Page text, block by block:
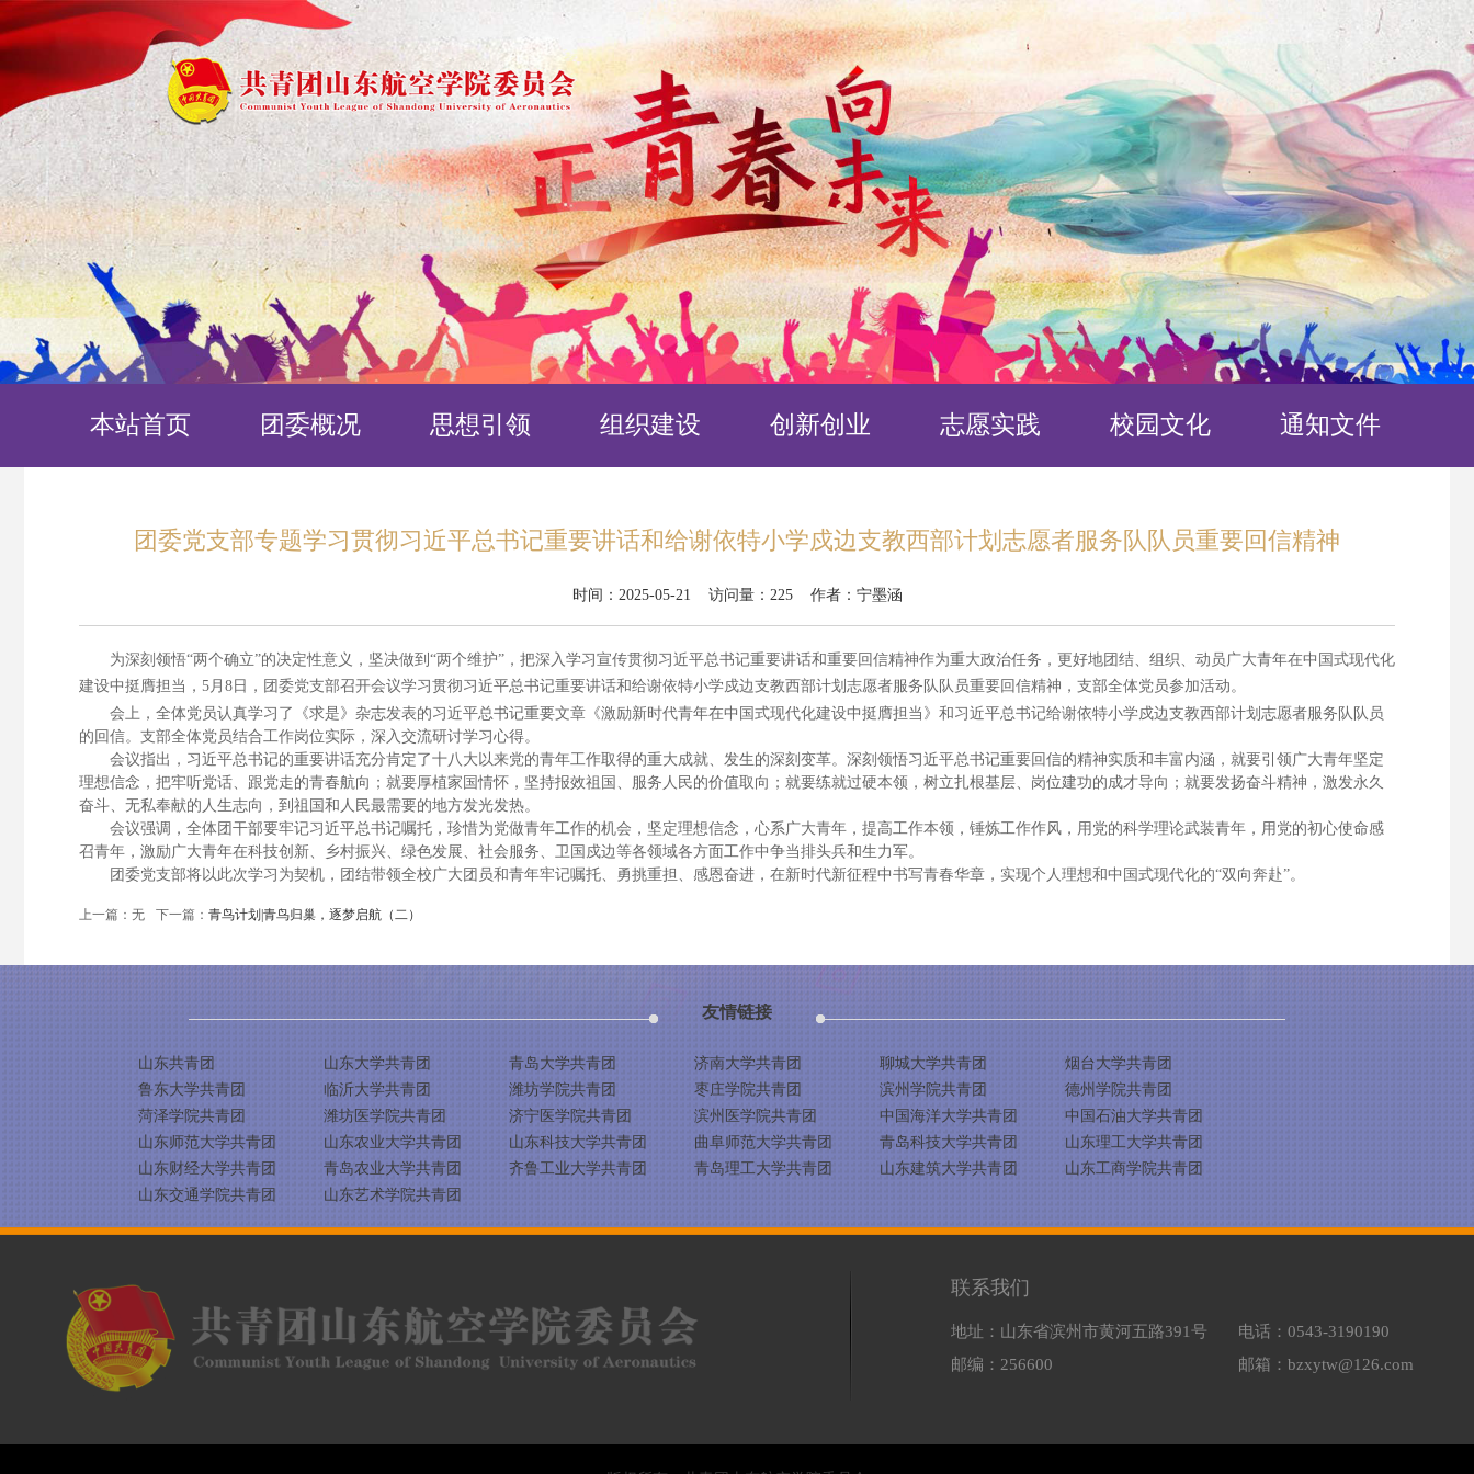
本站首页 团委概况 思想引领 组织建设 创新创业 志愿实践 校园文化 通知文件
团委党支部专题学习贯彻习近平总书记重要讲话和给谢依特小学戍边支教西部计划志愿者服务队队员重要回信精神
时间：2025-05-21 访问量： 225 作者：宁墨涵
为深刻领悟“两个确立”的决定性意义，坚决做到“两个维护”，把深入学习宣传贯彻习近平总书记重要讲话和重要回信精神作为重大政治任务，更好地团结、组织、动员广大青年在中国式现代化
建设中挺膺担当， 5 月 8日，团委党支部召开会议学习贯彻习近平总书记重要讲话和给谢依特小学戍边支教西部计划志愿者服务队队员重要回信精神，支部全体党员参加活动。
会上，全体党员认真学习了《求是》杂志发表的习近平总书记重要文章《激励新时代青年在中国式现代化建设中挺膺担当》和习近平总书记给谢依特小学戍边支教西部计划志愿者服务队队员
的回信。支部全体党员结合工作岗位实际，深入交流研讨学习心得。
会议指出，习近平总书记的重要讲话充分肯定了十八大以来党的青年工作取得的重大成就、发生的深刻变革。深刻领悟习近平总书记重要回信的精神实质和丰富内涵，就要引领广大青年坚定
理想信念，把牢听党话、跟党走的青春航向；就要厚植家国情怀，坚持报效祖国、服务人民的价值取向；就要练就过硬本领，树立扎根基层、岗位建功的成才导向；就要发扬奋斗精神，激发永久
奋斗、无私奉献的人生志向，到祖国和人民最需要的地方发光发热。
会议强调，全体团干部要牢记习近平总书记嘱托，珍惜为党做青年工作的机会，坚定理想信念，心系广大青年，提高工作本领，锤炼工作作风，用党的科学理论武装青年，用党的初心使命感
召青年，激励广大青年在科技创新、乡村振兴、绿色发展、社会服务、卫国戍边等各领域各方面工作中争当排头兵和生力军。
团委党支部将以此次学习为契机，团结带领全校广大团员和青年牢记嘱托、勇挑重担、感恩奋进，在新时代新征程中书写青春华章，实现个人理想和中国式现代化的“双向奔赴”。
上一篇： 无 下一篇： 青鸟计划|青鸟归巢，逐梦启航（二）
友情链接
山东共青团 山东大学共青团 青岛大学共青团 济南大学共青团 聊城大学共青团
烟台大学共青团
鲁东大学共青团
临沂大学共青团 潍坊学院共青团 枣庄学院共青团 滨州学院共青团
德州学院共青团
菏泽学院共青团
潍坊医学院共青团 济宁医学院共青团 滨州医学院共青团 中国海洋大学共青团
中国石油大学共青团
山东师范大学共青团
山东农业大学共青团 山东科技大学共青团 曲阜师范大学共青团 青岛科技大学共青团
山东理工大学共青团
山东财经大学共青团
青岛农业大学共青团 齐鲁工业大学共青团 青岛理工大学共青团 山东建筑大学共青团
山东工商学院共青团
山东交通学院共青团
山东艺术学院共青团
联系我们
地址：山东省滨州市黄河五路391号
邮编：256600
电话：0543-3190190
邮箱：bzxytw@126.com